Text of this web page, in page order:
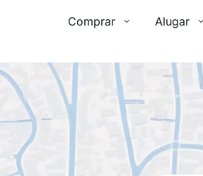
Comprar Alugar